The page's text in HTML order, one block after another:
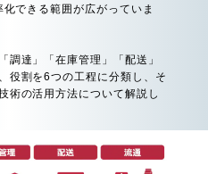
できる範囲が広がっていま
調達」「在庫管理」「配送」
役割を6つの工程に分類し、そ
術の活用方法について解説し